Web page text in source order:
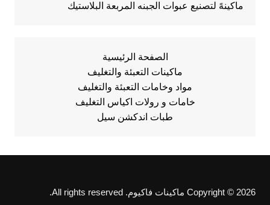
ماكينهً لتصنيع عبوات الجبنه المربعة البلاستيك
الصفحة الرئيسية
ماكينات التعبئة والتغليف
مواد وخامات التعبئة والتغليف
خامات و رولات اكياس التغليف
طبات اندكشن سيل
Copyright © 2026 ماكينات فاكيوم. All rights reserved.